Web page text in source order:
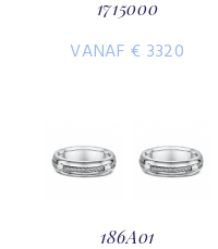
1715000
VANAF € 3320
186A01